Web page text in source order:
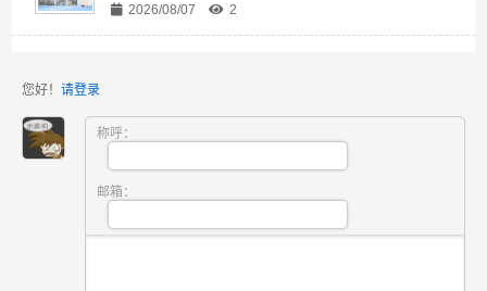
2026/08/07 2
您好！ 请登录
称呼：
邮箱：